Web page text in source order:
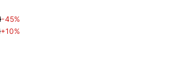
-45%
+10%